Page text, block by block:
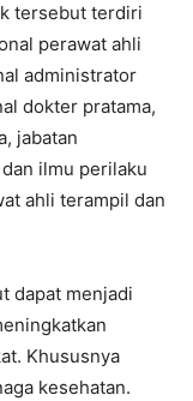
tersebut terdiri
perawat ahli
administrator
dokter pratama,
jabatan
ilmu perilaku
ahli terampil dan
dapat menjadi
Khususnya
kesehatan.